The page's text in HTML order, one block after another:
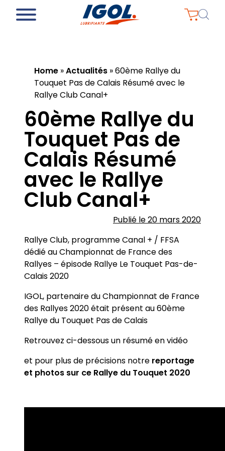
Home »Actualités »60ème Rallye du
Touquet Pas de Calais Résumé avec le
Rallye Club Canal+
60ème Rallye du
Touquet Pas de
Calais Résumé
avec le Rallye
Club Canal+
Publié le 20 mars 2020
Rallye Club, programme Canal + / FFSA
dédié au Championnat de France des
Rallyes – épisode Rallye Le Touquet Pas-de-
Calais 2020
IGOL, partenaire du Championnat de France
des Rallyes 2020 était présent au 60ème
Rallye du Touquet Pas de Calais
Retrouvez ci-dessous un résumé en vidéo
et pour plus de précisions notre reportage
et photos sur ce Rallye du Touquet 2020